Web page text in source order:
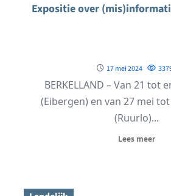
Expositie over
17 mei 2024
BERKELLAND – Van 21 tot
(Eibergen) en van 27 mei
(Ruurlo)...
Lees meer